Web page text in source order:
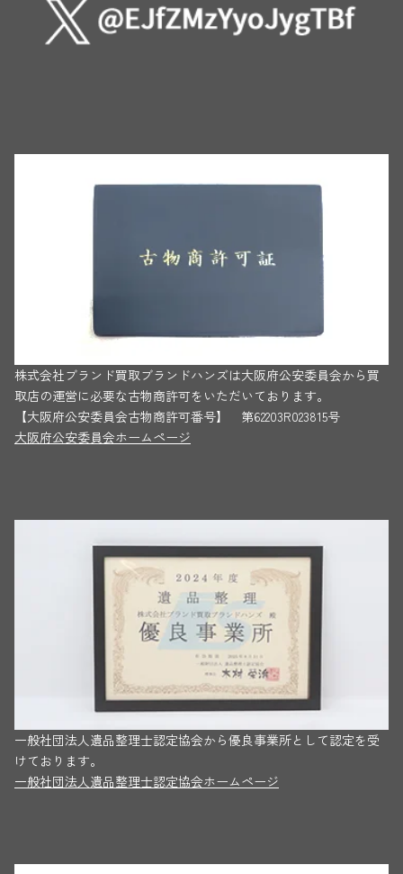
株式会社ブランド買取ブランドハンズは大阪府公安委員会から買
取店の運営に必要な古物商許可をいただいております。
【大阪府公安委員会古物商許可番号】 第62203R023815号
大阪府公安委員会ホームページ
一般社団法人遺品整理士認定協会から優良事業所として認定を受
けております。
一般社団法人遺品整理士認定協会ホームページ